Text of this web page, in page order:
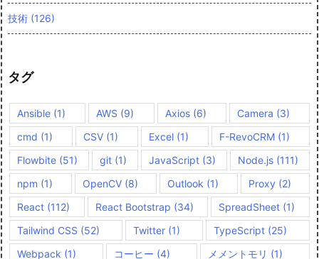
技術 (126)
タグ
Ansible (1) AWS (9) Axios(6) Camera (3)
cmd (1) CSV (1) Excel (1) F-RevoCRM (1)
Flowbite (51) git (1) JavaScript (3) Node.js (111)
npm (1) OpenCV(8) Outlook (1) Proxy (2)
React (112) React Bootstrap (34) SpreadSheet (1)
Tailwind CSS (52) Twitter (1) TypeScript (25)
Webpack (1) コーヒー (4) メメントモリ (1)